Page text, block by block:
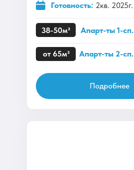
Готовность: 2кв. 2025г.
38-50м² Апарт-ты 1-сп.
Подробнее
Апарт-ты 2-сп.
от 65м²